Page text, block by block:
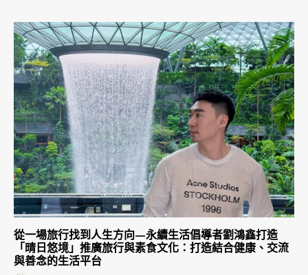
從一場旅行找到人生方向—永續生活倡導者劉鴻鑫打造
「晴日悠境」推廣旅行與素食文化：打造結合健康、交流
與善念的生活平台